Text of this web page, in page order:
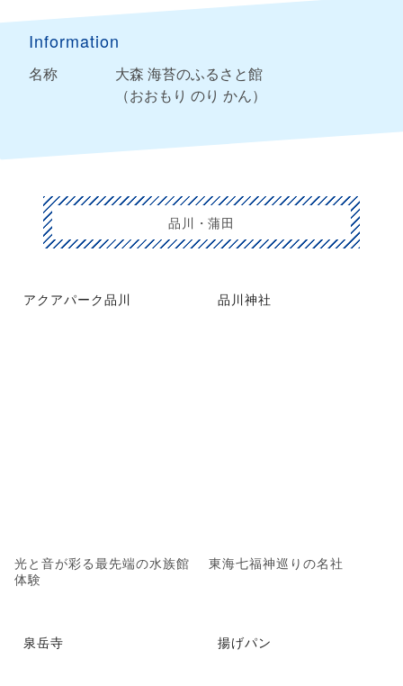
Information
名称
大森 海苔のふるさと館
（おおもり のり かん）
品川・蒲田
アクアパーク品川
光と音が彩る最先端の水族館
体験
品川神社
東海七福神巡りの名社
泉岳寺 揚げパン